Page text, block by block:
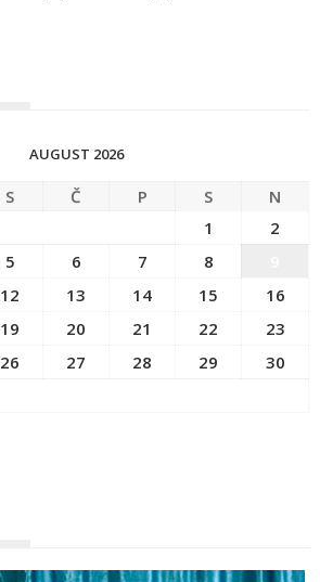
AUGUST 2026
S Č P S
N
1
2
5 6 7 8
12 13 14 15
16
19 20 21 22
23
26 27 28 29
30